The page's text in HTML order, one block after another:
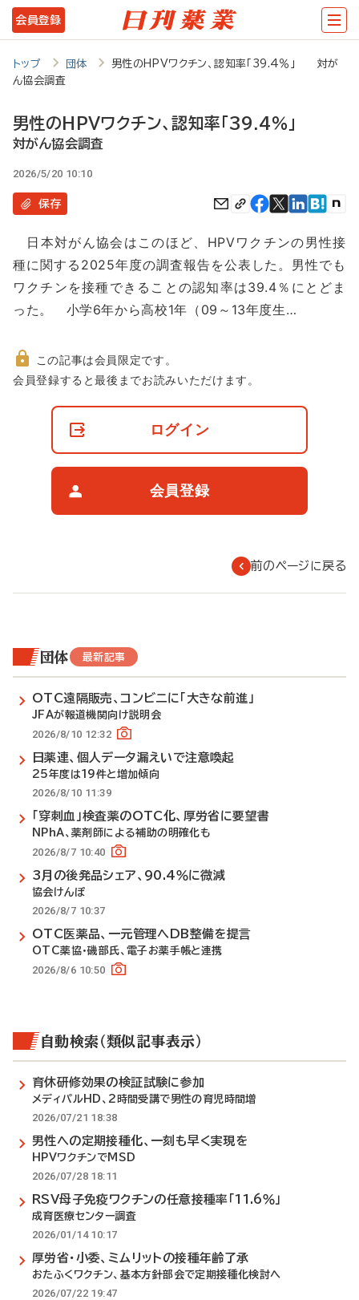
メ
イ
コ
テ
ツ
に
動
会員登録
トップ 団体
男性のHPVワクチン、認知率「39.4％」 対が
ん協会調査
男性のHPVワクチン、認知率「39.4％」
対がん協会調査
2026/5/20 10:10
保存
日本対がん協会はこのほど、HPVワクチンの男性接
種に関する2025年度の調査報告を公表した。男性でも
ワクチンを接種できることの認知率は39.4％にとどま
った。 小学6年から高校1年（09～13年度生…
非
この記事は会員限定です。
会員登録すると最後までお読みいただけます。
ログイン
会員登録
前のページに戻る
団体 最新記事
OTC遠隔販売、コンビニに「大きな前進」
JFAが報道機関向け説明会
2026/8/10 12:32
日薬連、個人データ漏えいで注意喚起
25年度は19件と増加傾向
2026/8/10 11:39
「穿刺血」検査薬のOTC化、厚労省に要望書
NPhA、薬剤師による補助の明確化も
2026/8/7 10:40
3月の後発品シェア、90.4％に微減
協会けんぽ
2026/8/7 10:37
OTC医薬品、一元管理へDB整備を提言
OTC薬協・磯部氏、電子お薬手帳と連携
2026/8/6 10:50
自動検索（類似記事表示）
育休研修効果の検証試験に参加
メディパルHD、2時間受講で男性の育児時間増
2026/07/21 18:38
男性への定期接種化、一刻も早く実現を
HPVワクチンでMSD
2026/07/28 18:11
RSV母子免疫ワクチンの任意接種率「11.6％」
成育医療センター調査
2026/01/14 10:17
厚労省・小委、ミムリットの接種年齢了承
おたふくワクチン、基本方針部会で定期接種化検討へ
2026/07/22 19:47